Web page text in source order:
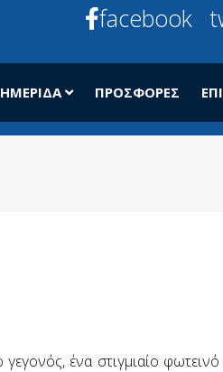
facebook
ΠΡΟΣΦΟΡΈΣ
γεγονός, ένα στιγμιαίο